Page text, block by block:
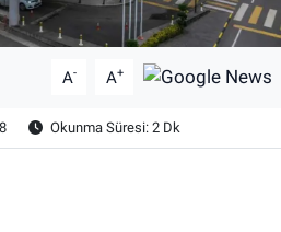
A- A+
Okunma Süresi: 2 Dk